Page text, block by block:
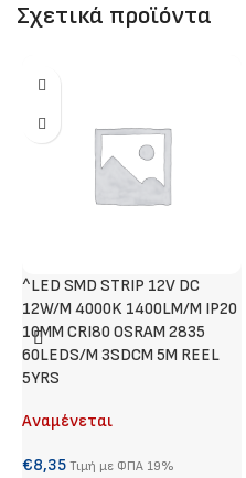
Σχετικά προϊόντα
^LED SMD STRIP 12V DC
12W/M 4000K 1400LM/M IP20
10MM CRI80 OSRAM 2835
60LEDS/M 3SDCM 5M REEL
5YRS
Αναμένεται
€8,35 Τιμή με ΦΠΑ 19%